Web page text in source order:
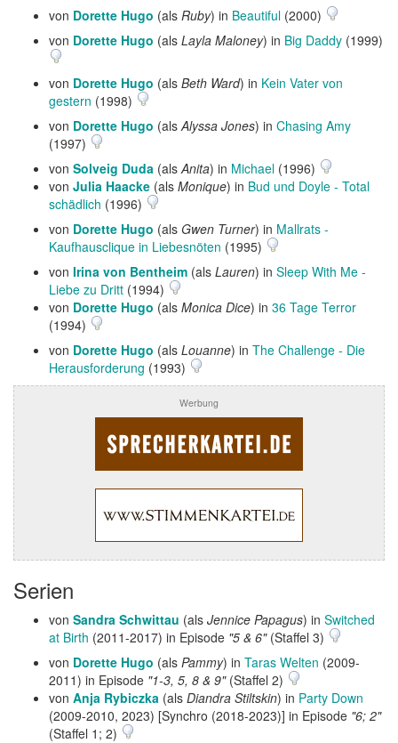
von Dorette Hugo (als Ruby) in Beautiful (2000)
von Dorette Hugo (als Layla Maloney) in Big Daddy (1999)
von Dorette Hugo (als Beth Ward) in Kein Vater von
gestern (1998)
von Dorette Hugo (alsAlyssa Jones) in Chasing Amy
(1997)
von Solveig Duda (alsAnita) in Michael (1996)
von Julia Haacke (als Monique) in Bud und Doyle - Total
schädlich (1996)
von Dorette Hugo (als Gwen Turner) in Mallrats -
Kaufhausclique in Liebesnöten (1995)
von Irina von Bentheim (als Lauren) in Sleep With Me -
Liebe zu Dritt (1994)
von Dorette Hugo (als Monica Dice) in 36 Tage Terror
(1994)
von Dorette Hugo (als Louanne) in The Challenge - Die
Herausforderung (1993)
Werbung
Serien
von Sandra Schwittau (als Jennice Papagus) in Switched
at Birth (2011-2017) in Episode "5 & 6"(Staffel 3)
von Dorette Hugo (als Pammy) in Taras Welten (2009-
2011) in Episode "1-3, 5, 8 & 9"(Staffel 2)
von Anja Rybiczka (als Diandra Stiltskin) in Party Down
(2009-2010, 2023) [Synchro (2018-2023)] in Episode "6; 2"
(Staffel 1; 2)